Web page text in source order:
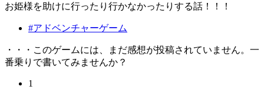
お姫様を助けに行ったり行かなかったりする話！！！
#アドベンチャーゲーム
・・・このゲームには、まだ感想が投稿されていません。一
番乗りで書いてみませんか？
1